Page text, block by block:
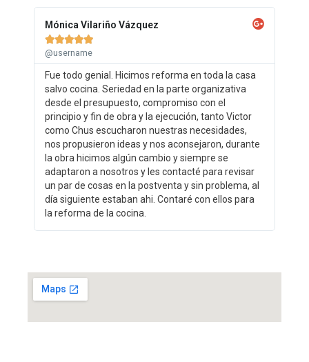
Mónica Vilariño Vázquez

@username
Fue todo genial. Hicimos reforma en toda la casa
salvo cocina. Seriedad en la parte organizativa
desde el presupuesto, compromiso con el
principio y fin de obra y la ejecución, tanto Victor
como Chus escucharon nuestras necesidades,
nos propusieron ideas y nos aconsejaron, durante
la obra hicimos algún cambio y siempre se
adaptaron a nosotros y les contacté para revisar
un par de cosas en la postventa y sin problema, al
día siguiente estaban ahi. Contaré con ellos para
la reforma de la cocina.